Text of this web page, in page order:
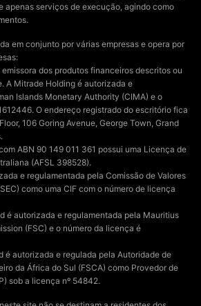
apenas serviços de execução, agindo como
em conjunto por várias empresas e opera por
dos produtos financeiros descritos ou
A Mitrade Holding é autorizada e
Islands Monetary Authority (CIMA) e o
O endereço registrado do escritório fica
106 Goring Avenue, George Town, Grand
ABN 90 149 011 361 possui uma Licença de
(AFSL 398528).
e regulamentada pela Comissão de Valores
como uma CIF com o número de licença
é autorizada e regulamentada pela Mauritius
(FSC) e o número da licença é
é autorizada e regulada pela Autoridade de
da África do Sul (FSCA) como Provedor de
sob a licença nº 54842.